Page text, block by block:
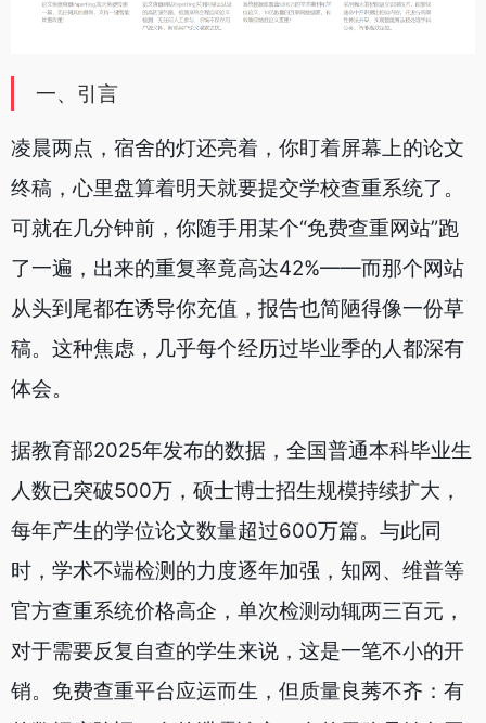
一、引言
凌晨两点，宿舍的灯还亮着，你盯着屏幕上的论文
终稿，心里盘算着明天就要提交学校查重系统了。
可就在几分钟前，你随手用某个“免费查重网站”跑
了一遍，出来的重复率竟高达42%——而那个网站
从头到尾都在诱导你充值，报告也简陋得像一份草
稿。这种焦虑，几乎每个经历过毕业季的人都深有
体会。
据教育部2025年发布的数据，全国普通本科毕业生
人数已突破500万，硕士博士招生规模持续扩大，
每年产生的学位论文数量超过600万篇。与此同
时，学术不端检测的力度逐年加强，知网、维普等
官方查重系统价格高企，单次检测动辄两三百元，
对于需要反复自查的学生来说，这是一笔不小的开
销。免费查重平台应运而生，但质量良莠不齐：有